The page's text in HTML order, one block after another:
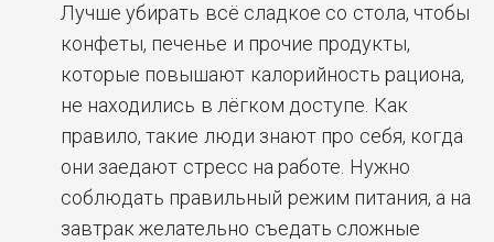
Лучше убирать всё сладкое со стола, чтобы
конфеты, печенье и прочие продукты,
которые повышают калорийность рациона,
не находились в лёгком доступе. Как
правило, такие люди знают про себя, когда
они заедают стресс на работе. Нужно
соблюдать правильный режим питания, а на
завтрак желательно съедать сложные